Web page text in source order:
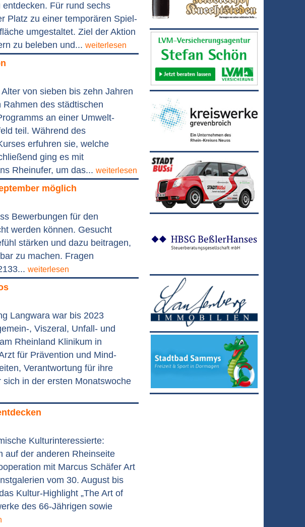
entdecken. Für rund sechs
Platz zu einer temporären Spiel-
umgestaltet. Ziel der Aktion
zu beleben und... weiterlesen
von sieben bis zehn Jahren
Rahmen des städtischen
an einer Umwelt-
teil. Während des
erfuhren sie, welche
ging es mit
Rheinufer, um das... weiterlesen
möglich
Bewerbungen für den
werden können. Gesucht
stärken und dazu beitragen,
zu machen. Fragen
weiterlesen
Langwara war bis 2023
, Viszeral, Unfall- und
Rheinland Klinikum in
für Prävention und Mind-
Verantwortung für ihre
in der ersten Monatswoche
Kulturinteressierte:
auf der anderen Rheinseite
mit Marcus Schäfer Art
vom 30. August bis
Kultur-Highlight „The Art of
des 66-Jährigen sowie